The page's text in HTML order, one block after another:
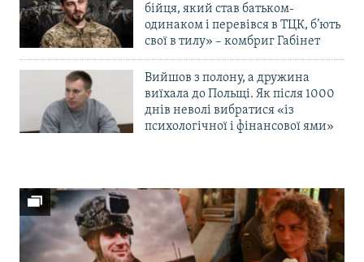
бійця, який став батьком-
одинаком і перевівся в ТЦК, б’ють
свої в тилу» – комбриг Габінет
Вийшов з полону, а дружина
виїхала до Польщі. Як після 1000
днів неволі вибратися «із
психологічної і фінансової ями»